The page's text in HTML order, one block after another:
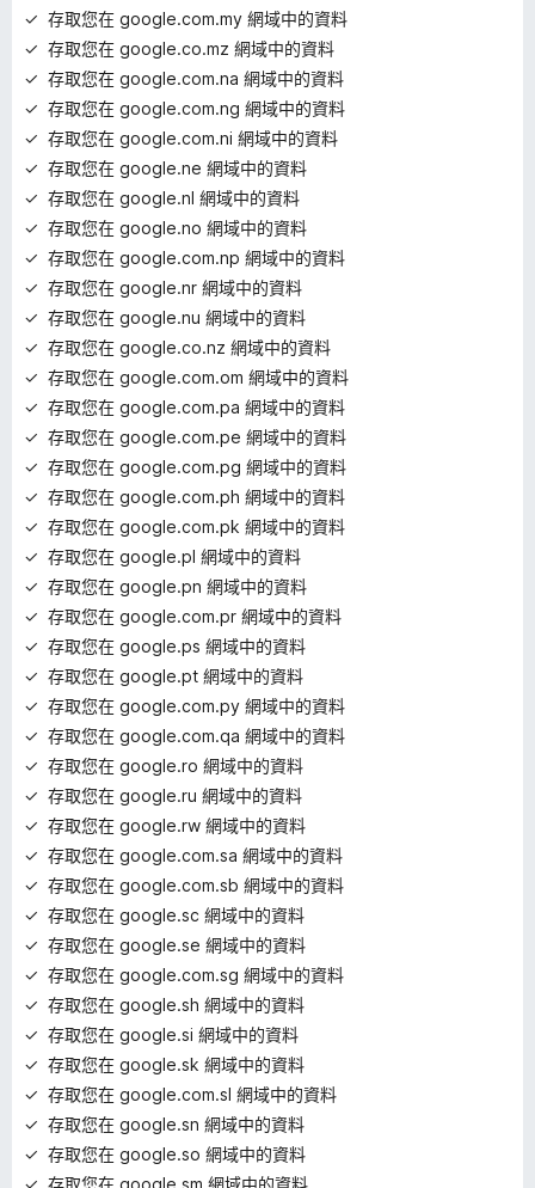
存取您在 google.com.my 網域中的資料
存取您在 google.co.mz 網域中的資料
存取您在 google.com.na 網域中的資料
存取您在 google.com.ng 網域中的資料
存取您在 google.com.ni 網域中的資料
存取您在 google.ne 網域中的資料
存取您在 google.nl 網域中的資料
存取您在 google.no 網域中的資料
存取您在 google.com.np 網域中的資料
存取您在 google.nr 網域中的資料
存取您在 google.nu 網域中的資料
存取您在 google.co.nz 網域中的資料
存取您在 google.com.om 網域中的資料
存取您在 google.com.pa 網域中的資料
存取您在 google.com.pe 網域中的資料
存取您在 google.com.pg 網域中的資料
存取您在 google.com.ph 網域中的資料
存取您在 google.com.pk 網域中的資料
存取您在 google.pl 網域中的資料
存取您在 google.pn 網域中的資料
存取您在 google.com.pr 網域中的資料
存取您在 google.ps 網域中的資料
存取您在 google.pt 網域中的資料
存取您在 google.com.py 網域中的資料
存取您在 google.com.qa 網域中的資料
存取您在 google.ro 網域中的資料
存取您在 google.ru 網域中的資料
存取您在 google.rw 網域中的資料
存取您在 google.com.sa 網域中的資料
存取您在 google.com.sb 網域中的資料
存取您在 google.sc 網域中的資料
存取您在 google.se 網域中的資料
存取您在 google.com.sg 網域中的資料
存取您在 google.sh 網域中的資料
存取您在 google.si 網域中的資料
存取您在 google.sk 網域中的資料
存取您在 google.com.sl 網域中的資料
存取您在 google.sn 網域中的資料
存取您在 google.so 網域中的資料
存取您在 google.sm 網域中的資料